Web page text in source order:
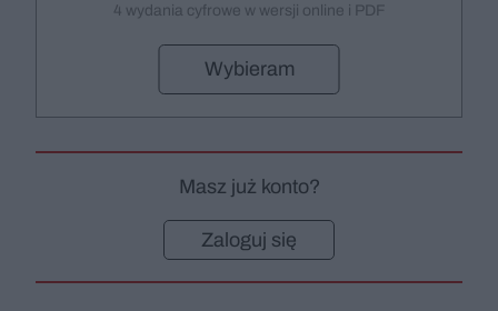
4 wydania cyfrowe w wersji online i PDF
Wybieram
Masz już konto?
Zaloguj się